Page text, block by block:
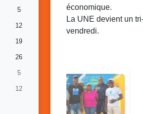
5
12
19
26
5
12
économique.
La UNE devient un
vendredi.